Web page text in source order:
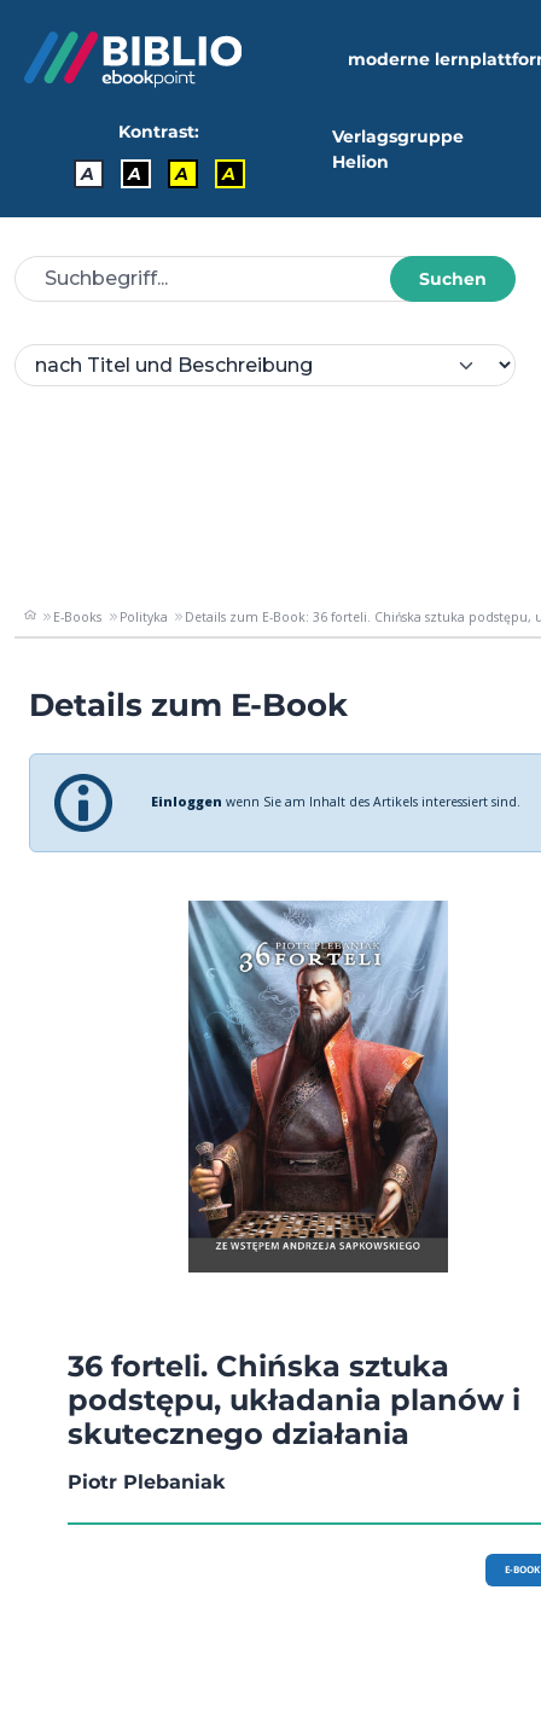
moderne
Kontrast:
A
A A A
Verlagsgruppe
Helion
Suchen
E-Books Polityka Details zum E-Book: 36 forteli. Chińska sztuka podstępu,
Details zum E-Book
Einloggen wenn Sie am Inhalt des Artikels interessiert sind.
36 forteli. Chińska sztuka
podstępu, układania planów i
skutecznego działania
Piotr Plebaniak
E-BOOK